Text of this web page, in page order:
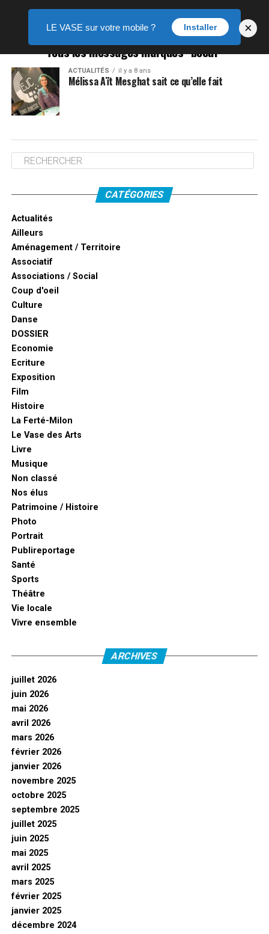
Tous les messages marqués "boeuf"
ACTUALITÉS il y a 8 ans
Mélissa Aït Mesghat sait ce qu’elle fait
CATÉGORIES
Actualités
Ailleurs
Aménagement / Territoire
Associatif
Associations / Social
Coup d'oeil
Culture
Danse
DOSSIER
Economie
Ecriture
Exposition
Film
Histoire
La Ferté-Milon
Le Vase des Arts
Livre
Musique
Non classé
Nos élus
Patrimoine / Histoire
Photo
Portrait
Publireportage
Santé
Sports
Théâtre
Vie locale
Vivre ensemble
ARCHIVES
juillet 2026
juin 2026
mai 2026
avril 2026
mars 2026
février 2026
janvier 2026
novembre 2025
octobre 2025
septembre 2025
juillet 2025
juin 2025
mai 2025
avril 2025
mars 2025
février 2025
janvier 2025
décembre 2024
LE VASE sur votre mobile ? Installer ×